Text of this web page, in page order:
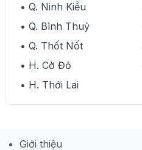
• Q. Ninh Kiều
• Q. Bình Thuỷ
• Q. Thốt Nốt
• H. Cờ Đỏ
• H. Thới Lai
Giới thiệu